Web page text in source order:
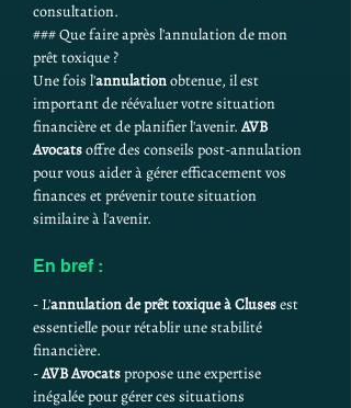
consultation.
### Que faire après l'annulation de mon
prêt toxique ?
Une fois l'annulation obtenue, il est
important de réévaluer votre situation
financière et de planifier l'avenir. AVB
Avocats offre des conseils post-annulation
pour vous aider à gérer efficacement vos
finances et prévenir toute situation
similaire à l'avenir.
En bref :
- L'annulation de prêt toxique à Cluses est
essentielle pour rétablir une stabilité
financière.
- AVB Avocats propose une expertise
inégalée pour gérer ces situations